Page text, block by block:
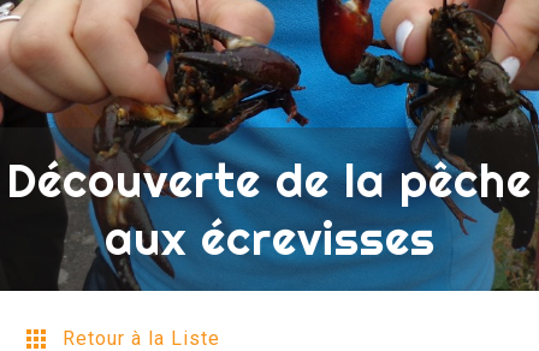
Découverte de la pêche
aux écrevisses
Retour à la Liste